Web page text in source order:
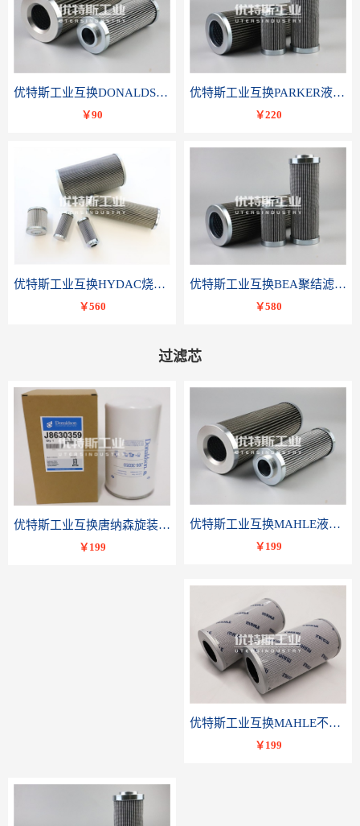
优特斯工业互换DONALDSON唐纳森液压滤芯P566336
￥90
优特斯工业互换PARKER液压油滤芯TXWL8C-GDL10
￥220
优特斯工业互换HYDAC烧结滤芯318081 060-DR-100-D-V
￥560
优特斯工业互换BEA聚结滤芯FCR-4002-RC
￥580
过滤芯
优特斯工业互换唐纳森旋装滤芯J8630359
￥199
优特斯工业互换MAHLE液压滤芯PI 3230 PSV ST 10 PI3230SMXVST10
￥199
优特斯工业互换MAHLE不锈钢液压油滤芯PI23040RNPS10
￥199